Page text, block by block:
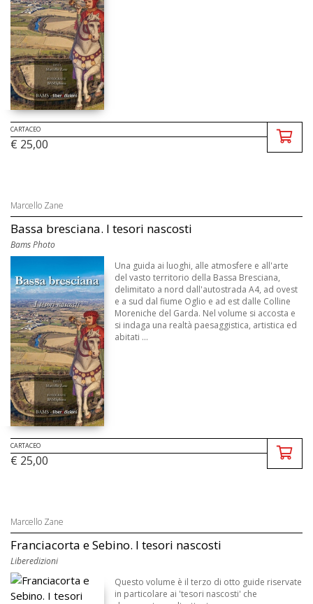
CARTACEO
€ 25,00
Marcello Zane
Bassa bresciana. I tesori nascosti
Bams Photo
Una guida ai luoghi, alle atmosfere e all'arte
del vasto territorio della Bassa Bresciana,
delimitato a nord dall'autostrada A4, ad ovest
e a sud dal fiume Oglio e ad est dalle Colline
Moreniche del Garda. Nel volume si accosta e
si indaga una realtà paesaggistica, artistica ed
abitati ...
CARTACEO
€ 25,00
Marcello Zane
Franciacorta e Sebino. I tesori nascosti
Liberedizioni
Questo volume è il terzo di otto guide riservate
in particolare ai 'tesori nascosti' che